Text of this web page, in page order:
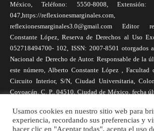
México, Teléfono: 5550-8008, Extensión:
047,https://reflexionesmarginales.com,
reflexionesmarginales3.0@gmail.com Editor
Constante López, Reserva de Derechos al Uso
052718494700- 102, ISSN: 2007-8501 otorgados
Nacional de Derecho de Autor. Responsable de la
este número, Alberto Constante López ,
Circuito Interior, S/N, Ciudad Universitaria,
Coyoacán, C. P., 04510, Ciudad de México, fecha
necesariamente reflejan la postura de la revista, ni
Autónoma de México. Los autores son
Usamos cookies en nuestro sitio web para
experiencia, recordando sus preferencias y
hacer clic en "Aceptar todas", acepta el uso